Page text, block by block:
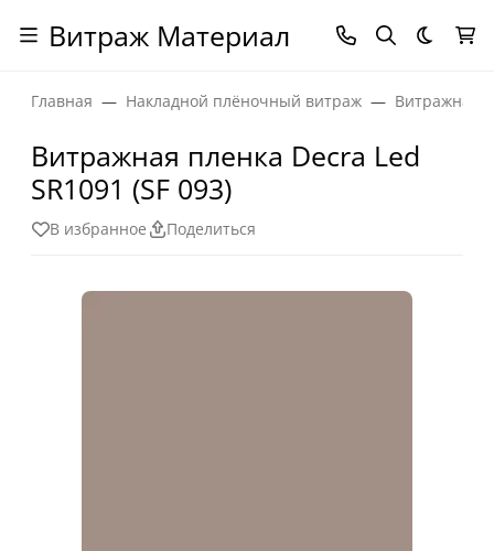
Витраж Материал Темная
Главная Накладной плёночный витраж Витражная
Витражная пленка Decra Led
SR1091 (SF 093)
В избранное Поделиться